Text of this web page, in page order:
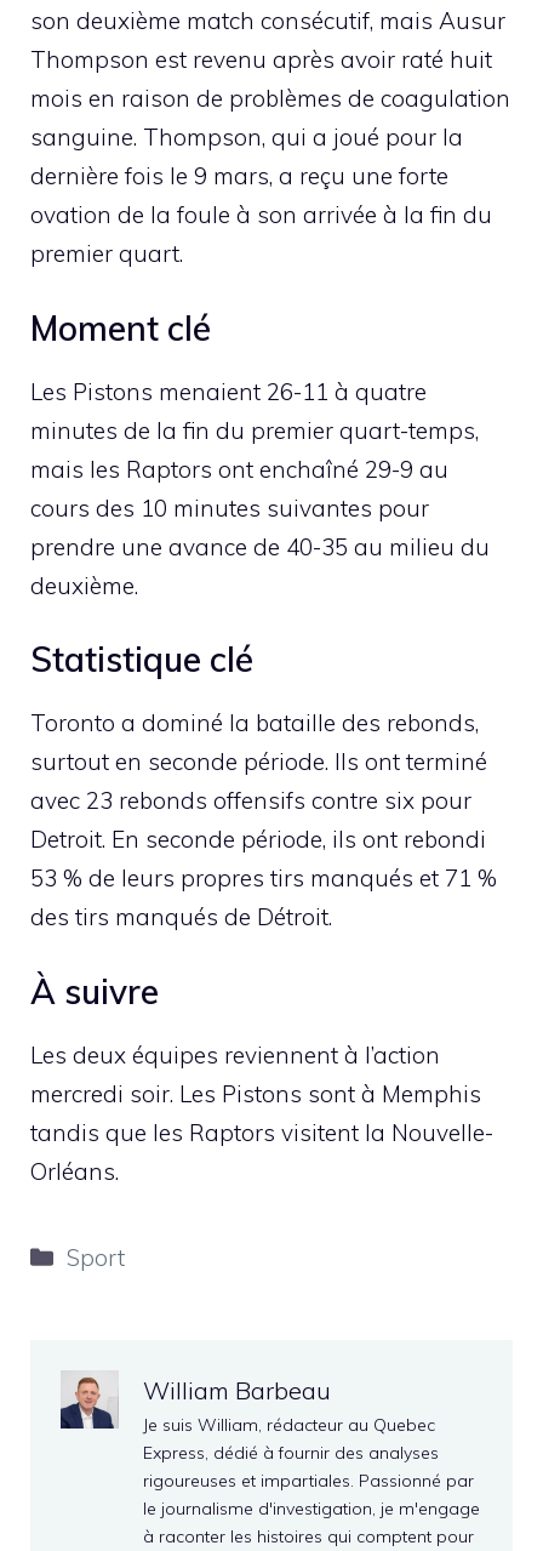
son deuxième match consécutif, mais Ausur
Thompson est revenu après avoir raté huit
mois en raison de problèmes de coagulation
sanguine. Thompson, qui a joué pour la
dernière fois le 9 mars, a reçu une forte
ovation de la foule à son arrivée à la fin du
premier quart.
Moment clé
Les Pistons menaient 26-11 à quatre
minutes de la fin du premier quart-temps,
mais les Raptors ont enchaîné 29-9 au
cours des 10 minutes suivantes pour
prendre une avance de 40-35 au milieu du
deuxième.
Statistique clé
Toronto a dominé la bataille des rebonds,
surtout en seconde période. Ils ont terminé
avec 23 rebonds offensifs contre six pour
Detroit. En seconde période, ils ont rebondi
53 % de leurs propres tirs manqués et 71 %
des tirs manqués de Détroit.
À suivre
Les deux équipes reviennent à l’action
mercredi soir. Les Pistons sont à Memphis
tandis que les Raptors visitent la Nouvelle-
Orléans.
Catégories
Sport
William Barbeau
Je suis William, rédacteur au Quebec
Express, dédié à fournir des analyses
rigoureuses et impartiales. Passionné par
le journalisme d'investigation, je m'engage
à raconter les histoires qui comptent pour